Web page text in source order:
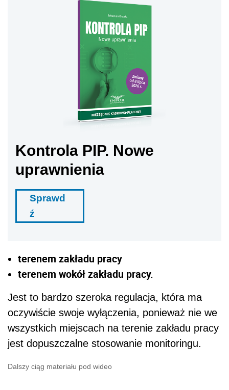
Kontrola PIP. Nowe
uprawnienia
Sprawd
ź
terenem zakładu pracy
terenem wokół zakładu pracy.
Jest to bardzo szeroka regulacja, która ma
oczywiście swoje wyłączenia, ponieważ nie we
wszystkich miejscach na terenie zakładu pracy
jest dopuszczalne stosowanie monitoringu.
Dalszy ciąg materiału pod wideo